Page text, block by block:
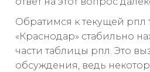
Обратимся к текущей рпл
«Краснодар» стабильно
части таблицы рпл. Это
обсуждения, ведь